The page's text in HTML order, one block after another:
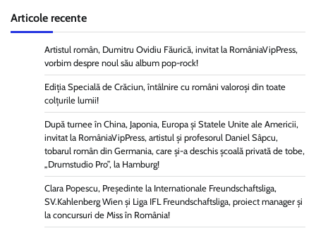
Articole recente
Artistul român, Dumitru Ovidiu Făurică, invitat la RomâniaVipPress,
vorbim despre noul său album pop-rock!
Ediția Specială de Crăciun, întâlnire cu români valoroși din toate
colțurile lumii!
După turnee în China, Japonia, Europa și Statele Unite ale Americii,
invitat la RomâniaVipPress, artistul și profesorul Daniel Sâpcu,
tobarul român din Germania, care și-a deschis școală privată de tobe,
„Drumstudio Pro”, la Hamburg!
Clara Popescu, Președinte la Internationale Freundschaftsliga,
SV.Kahlenberg Wien şi Liga IFL Freundschaftsliga, proiect manager și
la concursuri de Miss în România!